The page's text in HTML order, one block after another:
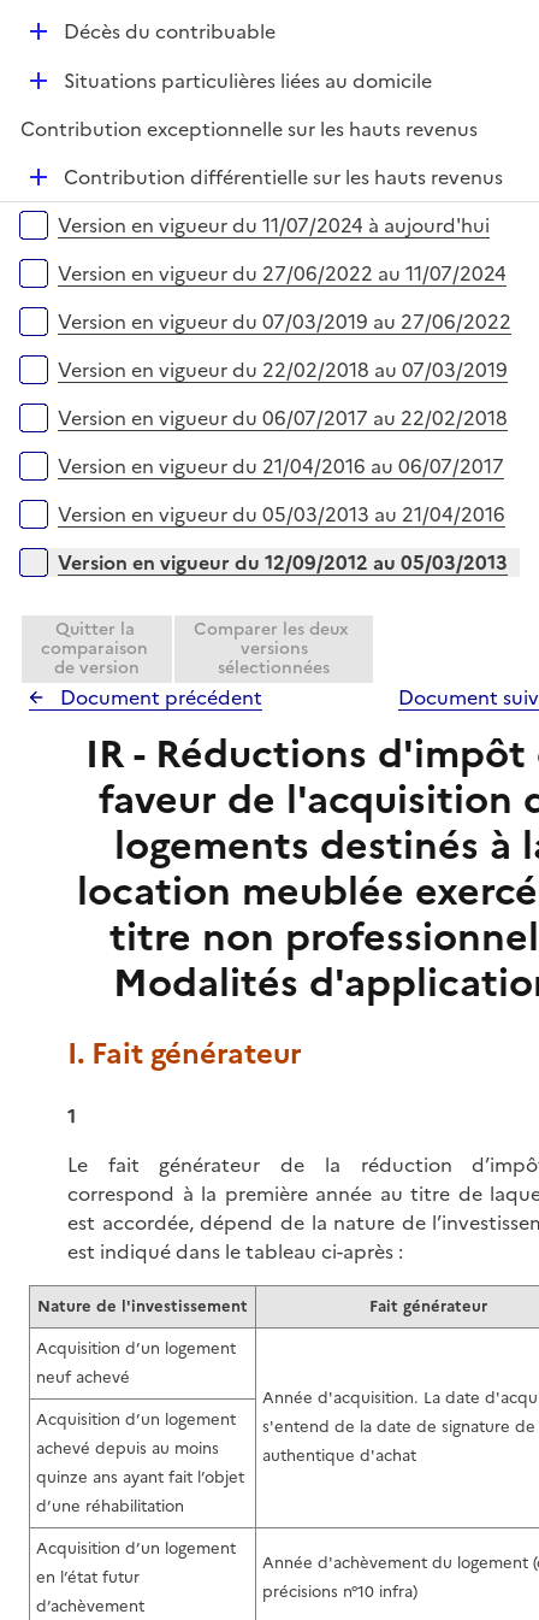
D
i
r
Décès du contribuable
D
p
i
e
Situations particulières liées au domicile
Contribution exceptionnelle sur les hauts revenus
D
é
p
e
Contribution différentielle sur les hauts revenus
Versions sur la période
Version en vigueur du 11/07/2024 à aujourd'hui
Version en vigueur du 27/06/2022 au 11/07/2024
Version en vigueur du 07/03/2019 au 27/06/2022
Version en vigueur du 22/02/2018 au 07/03/2019
Version en vigueur du 06/07/2017 au 22/02/2018
Version en vigueur du 21/04/2016 au 06/07/2017
Version en vigueur du 05/03/2013 au 21/04/2016
Version en vigueur du 12/09/2012 au 05/03/2013
Quitter la
comparaison
de version
Comparer les deux
versions
sélectionnées
Document précédent Document
IR - Réductions d'impôt
faveur de l'acquisition
logements destinés à
location meublée
titre non
Modalités
I. Fait générateur
1
Le fait générateur de la réduction
correspond à la première année au titre de
est accordée, dépend de la nature de
est indiqué dans le tableau ci-après :
Nature de l'investissement
Fait générateur
Acquisition d’un logement
neuf achevé
Année d'acquisition. La date
s'entend de la date de signature
authentique d'achat
Acquisition d’un logement
achevé depuis au moins
quinze ans ayant fait l’objet
d’une réhabilitation
Acquisition d’un logement
en l’état futur
d’achèvement
Année d'achèvement du logement
précisions n°10 infra)